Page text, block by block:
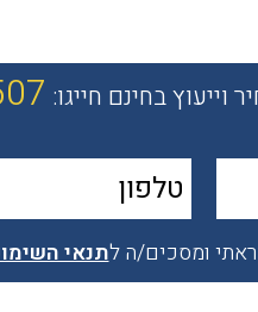
בחינם חייגו:
ומסכים/ה לתנאי